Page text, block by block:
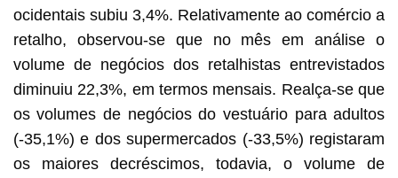
ocidentais subiu 3,4%. Relativamente ao comércio a
retalho, observou-se que no mês em análise o
volume de negócios dos retalhistas entrevistados
diminuiu 22,3%, em termos mensais. Realça-se que
os volumes de negócios do vestuário para adultos
(-35,1%) e dos supermercados (-33,5%) registaram
os maiores decréscimos, todavia, o volume de